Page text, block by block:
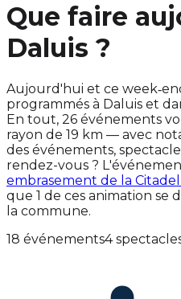
Que faire
Daluis ?
Aujourd'hui et ce
programmés à Daluis et
En tout, 26 événements
rayon de 19 km — avec
des événements,
rendez-vous ?
embrasement de la
que 1 de ces animation
la commune.
18 événements4